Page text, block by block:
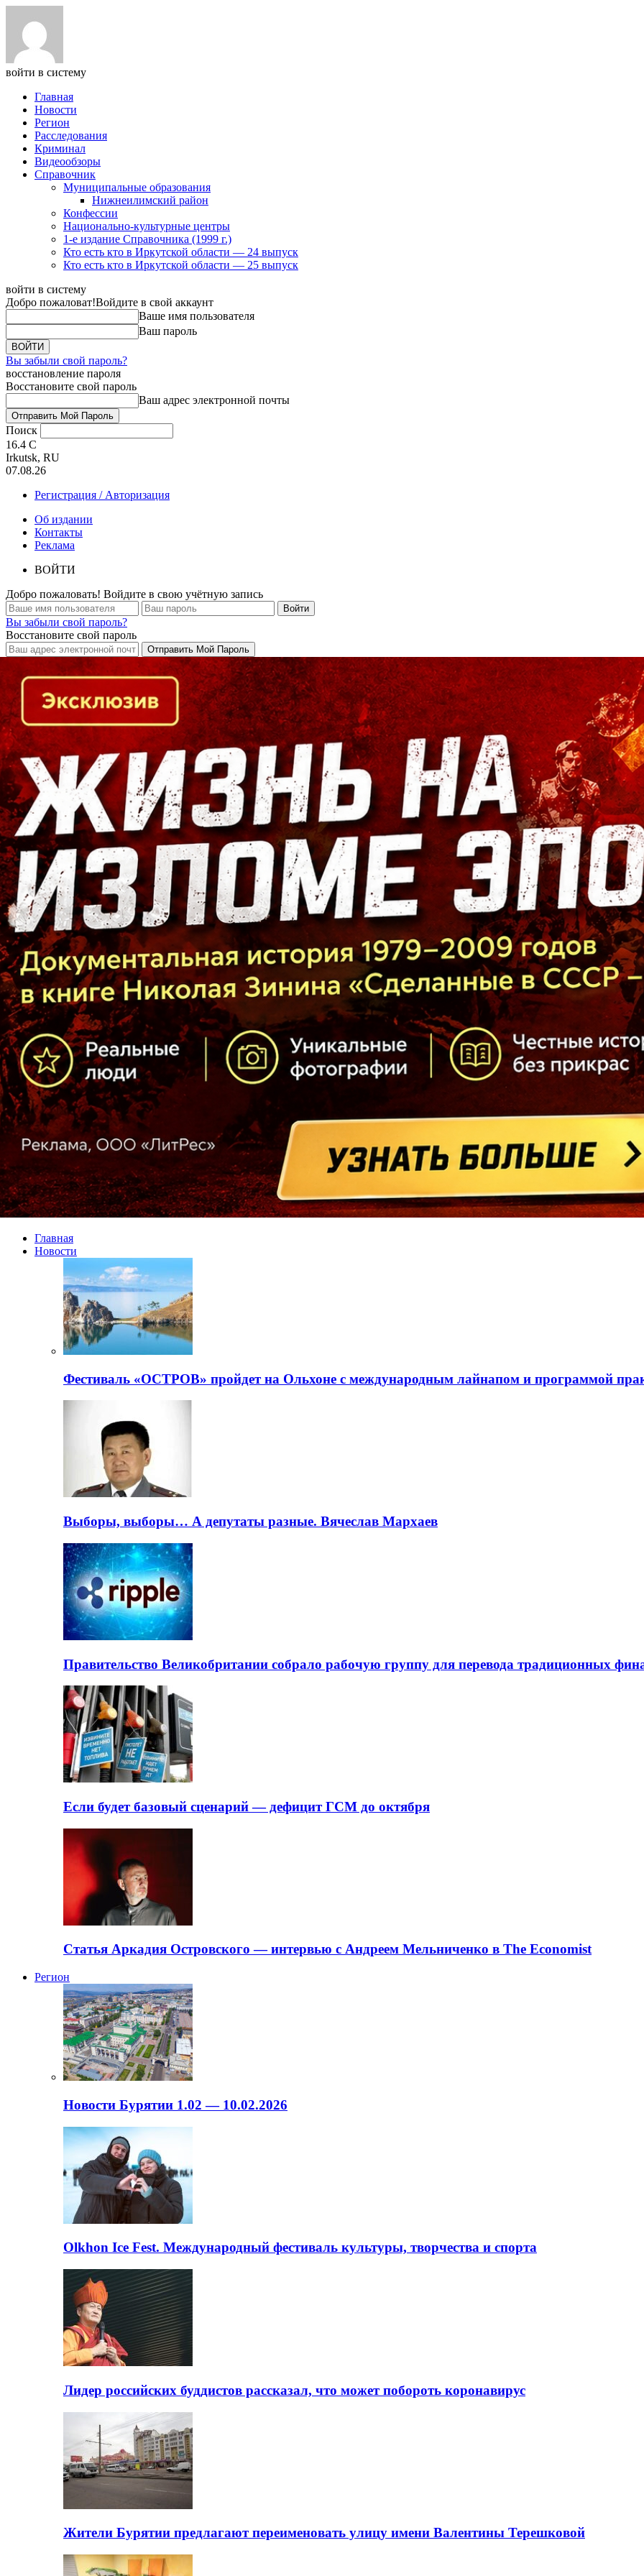
войти в систему
Главная
Новости
Регион
Расследования
Криминал
Видеообзоры
Справочник
Муниципальные образования
Нижнеилимский район
Конфессии
Национально-культурные центры
1-е издание Справочника (1999 г.)
Кто есть кто в Иркутской области — 24 выпуск
Кто есть кто в Иркутской области — 25 выпуск
войти в систему
Добро пожаловат!Войдите в свой аккаунт
Ваше имя пользователя
Ваш пароль
Вы забыли свой пароль?
восстановление пароля
Восстановите свой пароль
Ваш адрес электронной почты
Поиск
16.4 C
Irkutsk, RU
07.08.26
Регистрация / Авторизация
Об издании
Контакты
Реклама
ВОЙТИ
Добро пожаловать! Войдите в свою учётную запись
Вы забыли свой пароль?
Восстановите свой пароль
Кто есть кто в Байкальском регионе
Главная
Новости
Фестиваль «ОСТРОВ» пройдет на Ольхоне с международным лайнапом и программой
Выборы, выборы… А депутаты разные. Вячеслав Мархаев
Правительство Великобритании собрало рабочую группу для перевода традиционных
Если будет базовый сценарий — дефицит ГСМ до октября
Статья Аркадия Островского — интервью с Андреем Мельниченко в The Economist
Регион
Новости Бурятии 1.02 — 10.02.2026
Olkhon Ice Fest. Международный фестиваль культуры, творчества и спорта
Лидер российских буддистов рассказал, что может побороть коронавирус
Жители Бурятии предлагают переименовать улицу имени Валентины Терешковой